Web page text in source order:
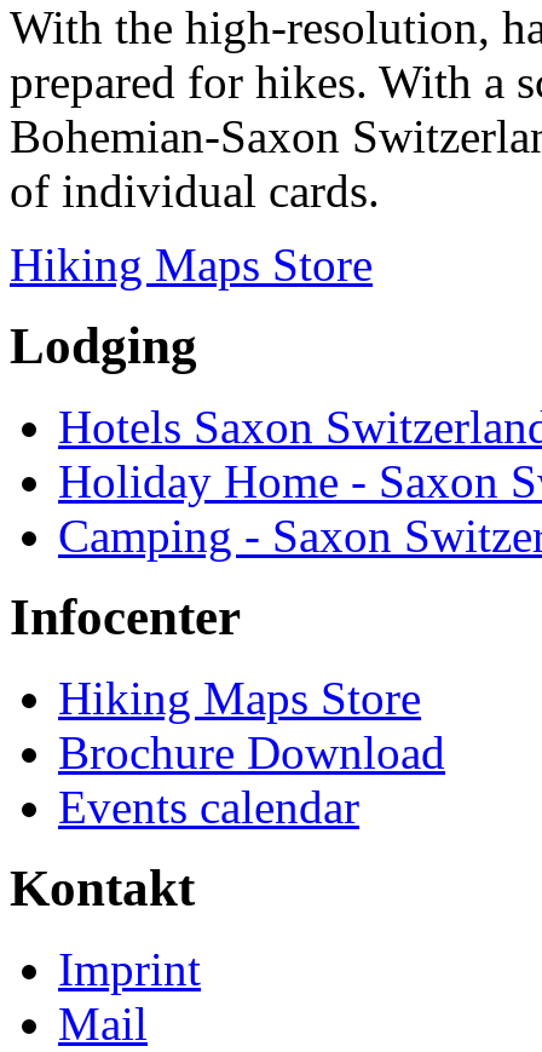
With the high-resolution,
prepared for hikes. With a
Bohemian-Saxon
of individual cards.
Hiking Maps Store
Lodging
Hotels Saxon
Holiday Home - Saxon
Camping - Saxon
Infocenter
Hiking Maps Store
Brochure Download
Events calendar
Kontakt
Imprint
Mail